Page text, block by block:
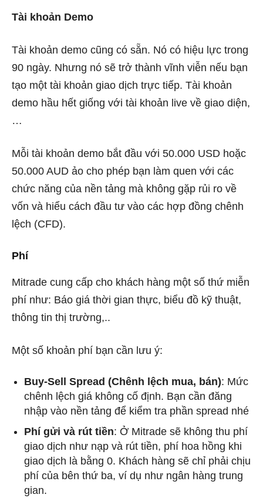
Tài khoản Demo
Tài khoản demo cũng có sẵn. Nó có hiệu lực trong
90 ngày. Nhưng nó sẽ trở thành vĩnh viễn nếu bạn
tạo một tài khoản giao dịch trực tiếp. Tài khoản
demo hầu hết giống với tài khoản live về giao diện,
…
Mỗi tài khoản demo bắt đầu với 50.000 USD hoặc
50.000 AUD ảo cho phép bạn làm quen với các
chức năng của nền tảng mà không gặp rủi ro về
vốn và hiểu cách đầu tư vào các hợp đồng chênh
lệch (CFD).
Phí
Mitrade cung cấp cho khách hàng một số thứ miễn
phí như: Báo giá thời gian thực, biểu đồ kỹ thuật,
thông tin thị trường,..
Một số khoản phí bạn cần lưu ý:
Buy-Sell Spread (Chênh lệch mua, bán): Mức
chênh lệch giá không cố định. Bạn cần đăng
nhập vào nền tảng để kiểm tra phần spread nhé
Phí gửi và rút tiền: Ở Mitrade sẽ không thu phí
giao dịch như nạp và rút tiền, phí hoa hồng khi
giao dịch là bằng 0. Khách hàng sẽ chỉ phải chịu
phí của bên thứ ba, ví dụ như ngân hàng trung
gian.